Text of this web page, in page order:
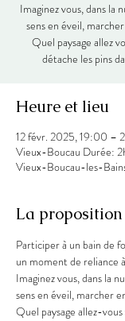
Imaginez vous, dans la
sens en éveil,
Quel paysage allez
détache les pins
Heure et lieu
12 févr. 2025, 19:00 –
Vieux-Boucau Durée:
Vieux-Boucau-les-
La proposition
Participer à un bain de
un moment de reliance
Imaginez vous, dans la
sens en éveil, marcher
Quel paysage allez-